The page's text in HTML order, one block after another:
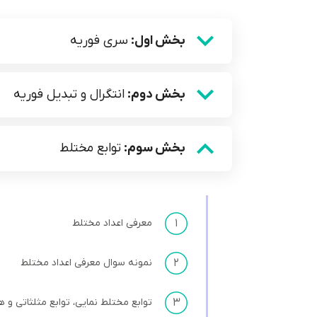
بخش اول: سری فوریه
بخش دوم: انتگرال و تبدیل فوریه
بخش سوم: توابع مختلط
۱ معرفی اعداد مختلط
۲ نمونه سوال معرفی اعداد مختلط
۳ توابع مختلط نمایی، توابع مثلثاتی و